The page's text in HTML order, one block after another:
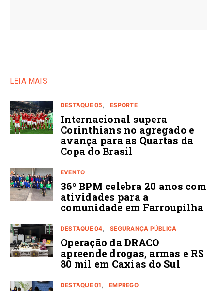
LEIA MAIS
DESTAQUE 05 ESPORTE
Internacional supera
Corinthians no agregado e
avança para as Quartas da
Copa do Brasil
EVENTO
36º BPM celebra 20 anos com
atividades para a
comunidade em Farroupilha
DESTAQUE 04 SEGURANÇA PÚBLICA
Operação da DRACO
apreende drogas, armas e R$
80 mil em Caxias do Sul
DESTAQUE 01 EMPREGO